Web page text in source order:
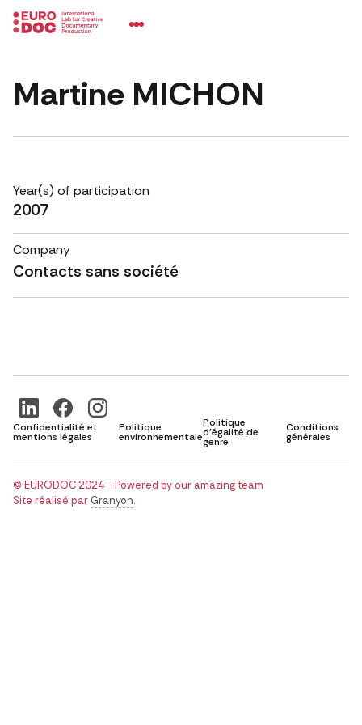
Martine MICHON
Year(s) of participation
2007
Company
Contacts sans société
Confidentialité et
mentions légales
Politique
environnementale
Politique
d'égalité de
genre
Conditions
générales
© EURODOC 2024 - Powered by our amazing team
Site réalisé par Granyon.